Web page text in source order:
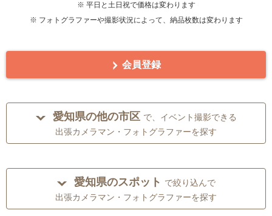
※ 平日と土日祝で価格は変わります
※ フォトグラファーや撮影状況によって、納品枚数は変わります
会員登録
愛知県の他の市区 で、イベント撮影できる
出張カメラマン・フォトグラファーを探す
愛知県のスポット で絞り込んで
出張カメラマン・フォトグラファーを探す